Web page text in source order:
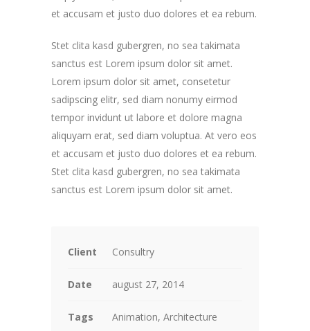
et accusam et justo duo dolores et ea rebum.
Stet clita kasd gubergren, no sea takimata
sanctus est Lorem ipsum dolor sit amet.
Lorem ipsum dolor sit amet, consetetur
sadipscing elitr, sed diam nonumy eirmod
tempor invidunt ut labore et dolore magna
aliquyam erat, sed diam voluptua. At vero eos
et accusam et justo duo dolores et ea rebum.
Stet clita kasd gubergren, no sea takimata
sanctus est Lorem ipsum dolor sit amet.
Client Consultry
Date august 27, 2014
Tags Animation, Architecture